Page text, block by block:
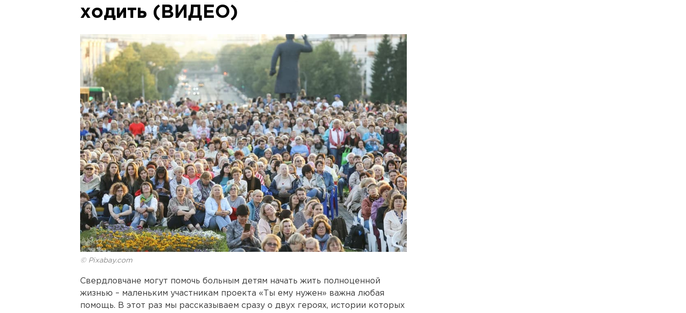
ходить (ВИДЕО)
© Pixabay.com
Свердловчане могут помочь больным детям начать жить полноценной
жизнью – маленьким участникам проекта «Ты ему нужен» важна любая
помощь. В этот раз мы рассказываем сразу о двух героях, истории которых